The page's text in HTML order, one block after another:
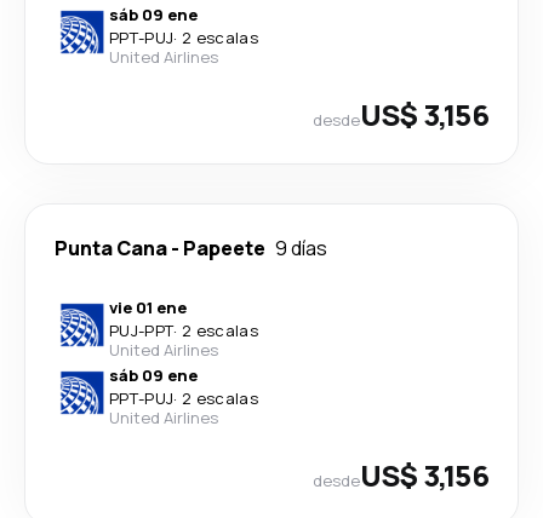
sáb 09 ene
PPT-PUJ· 2 escalas
United Airlines
desdeUS$ 3,156
Punta Cana- Papeete 9 días
vie 01 ene
PUJ-PPT· 2 escalas
United Airlines
sáb 09 ene
PPT-PUJ· 2 escalas
United Airlines
desdeUS$ 3,156